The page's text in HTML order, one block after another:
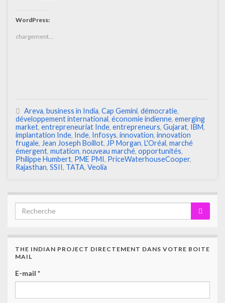
WordPress:
chargement…
Areva, business in India, Cap Gemini, démocratie,
développement international, économie indienne, emerging
market, entrepreneuriat Inde, entrepreneurs, Gujarat, IBM,
implantation Inde, Inde, Infosys, innovation, innovation
frugale, Jean Joseph Boillot, JP Morgan, L'Oréal, marché
émergent, mutation, nouveau marché, opportunités,
Philippe Humbert, PME PMI, PriceWaterhouseCooper,
Rajasthan, SSII, TATA, Veolia
THE INDIAN PROJECT DIRECTEMENT DANS VOTRE BOITE
MAIL
E-mail *